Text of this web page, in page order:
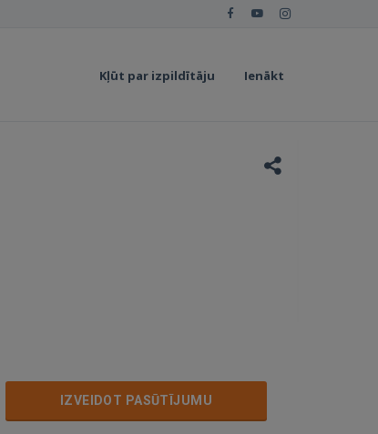
Kļūt par izpildītāju Ienākt
IZVEIDOT PASŪTĪJUMU